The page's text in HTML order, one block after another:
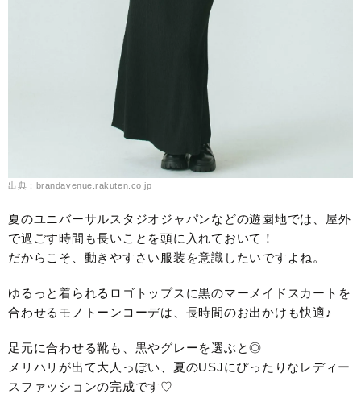
出典：brandavenue.rakuten.co.jp
夏のユニバーサルスタジオジャパンなどの遊園地では、屋外
で過ごす時間も長いことを頭に入れておいて！
だからこそ、動きやすさい服装を意識したいですよね。
ゆるっと着られるロゴトップスに黒のマーメイドスカートを
合わせるモノトーンコーデは、長時間のお出かけも快適♪
足元に合わせる靴も、黒やグレーを選ぶと◎
メリハリが出て大人っぽい、夏のUSJにぴったりなレディー
スファッションの完成です♡